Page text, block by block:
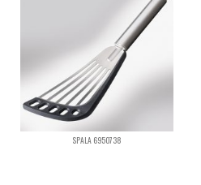
SPALA 6950738